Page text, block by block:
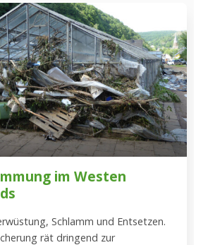
im Westen
Schlamm und Entsetzen.
rät dringend zur